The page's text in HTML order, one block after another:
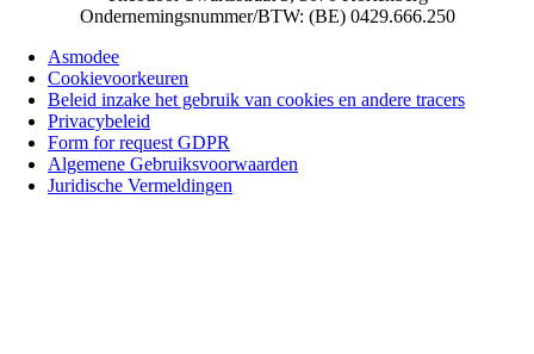
Ondernemingsnummer/BTW: (BE) 0429.666.250
Asmodee
Cookievoorkeuren
Beleid inzake het gebruik van cookies en andere tracers
Privacybeleid
Form for request GDPR
Algemene Gebruiksvoorwaarden
Juridische Vermeldingen